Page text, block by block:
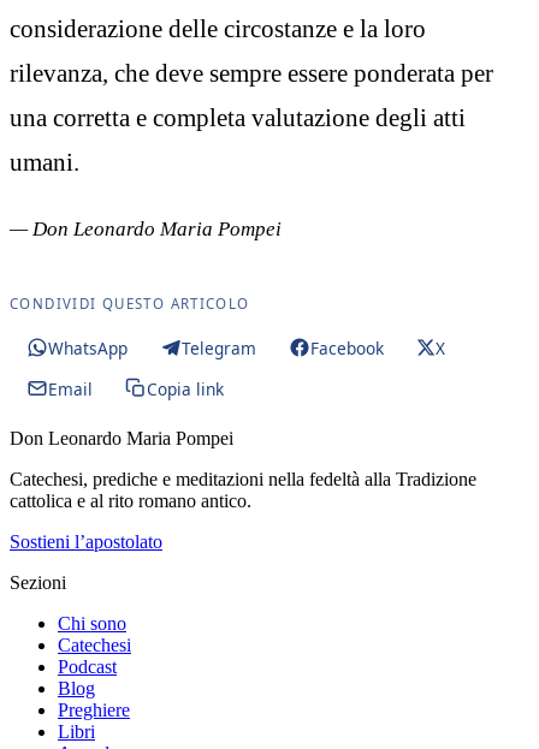
considerazione delle circostanze e la loro
rilevanza, che deve sempre essere ponderata per
una corretta e completa valutazione degli atti
umani.
— Don Leonardo Maria Pompei
CONDIVIDI QUESTO ARTICOLO
WhatsApp Telegram Facebook
X
Email
Copia link
Don Leonardo Maria Pompei
Catechesi, prediche e meditazioni nella fedeltà alla Tradizione
cattolica e al rito romano antico.
Sostieni l’apostolato
Sezioni
Chi sono
Catechesi
Podcast
Blog
Preghiere
Libri